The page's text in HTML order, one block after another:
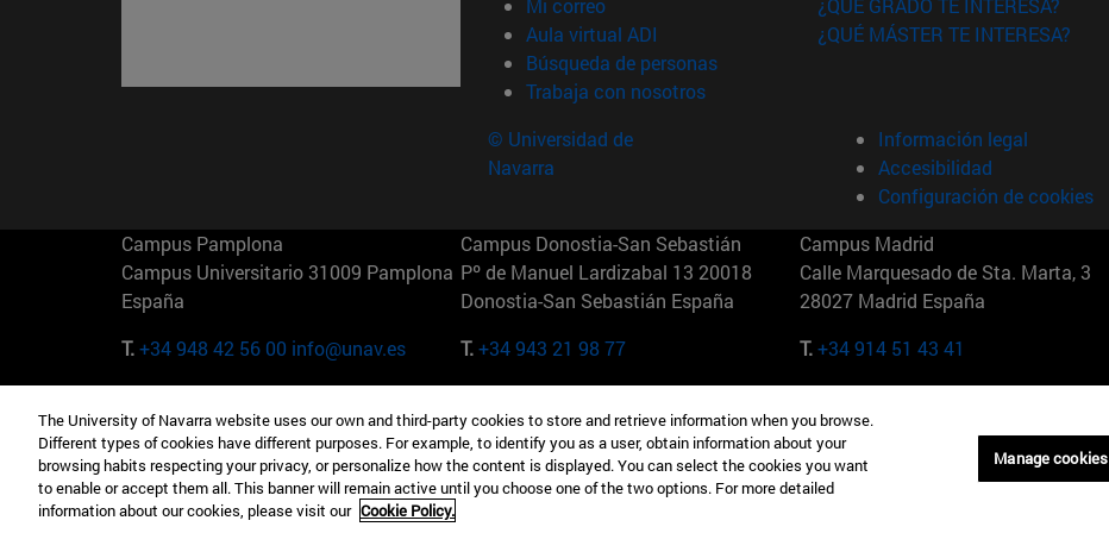
Mi correo
Aula virtual ADI (abre en nueva ventana)
Búsqueda de personas(abre en nueva ventana)
Trabaja con nosotros(abre en nueva ventana)
¿QUÉ GRADO TE INTERESA?
¿QUÉ MÁSTER TE INTERESA?
© Universidad de
Navarra
Información legal
Accesibilidad
Configuración de cookies
Campus Pamplona
Campus Universitario 31009 Pamplona
España
T.+34 948 42 56 00 info@unav.es
Campus Donostia-San Sebastián
Pº de Manuel Lardizabal 13 20018
Donostia-San Sebastián España
T.+34 943 21 98 77
Campus Madrid
Calle Marquesado de Sta. Marta, 3
28027 Madrid España
T.+34 914 51 43 41
Camino del Cerro Águila 3 28023
Madrid España
T.+34 912 11 30 00
165 W 57th St 10019-2201 Nueva York
EE.UU
T.+1 646 346 8850
Maria-Theresia-Straße 15 81675
Múnich Alemania
T.+49 89 24209790
The University of Navarra website uses our own and third-party cookies to store and retrieve information when you browse.
Different types of cookies have different purposes. For example, to identify you as a user, obtain information about your
browsing habits respecting your privacy, or personalize how the content is displayed. You can select the cookies you want
to enable or accept them all. This banner will remain active until you choose one of the two options. For more detailed
information about our cookies, please visit our Cookie Policy.
Manage cookies